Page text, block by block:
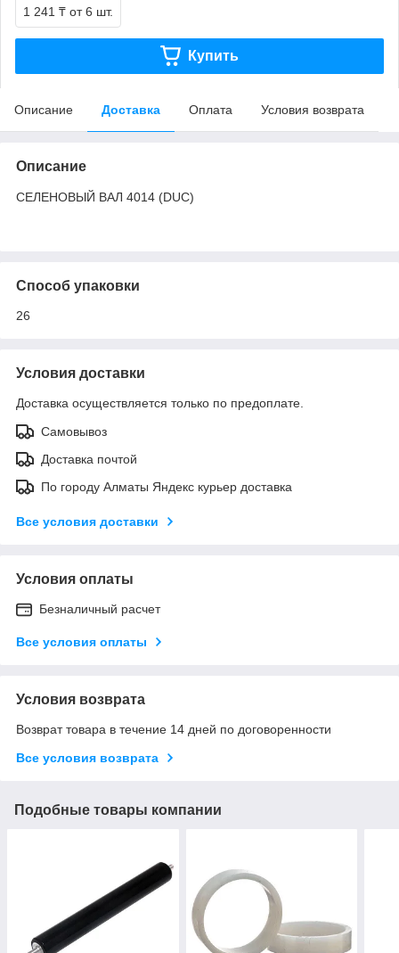
1 241 ₸ от 6 шт.
Купить
Описание Доставка Оплата Условия возврата
Описание
СЕЛЕНОВЫЙ ВАЛ 4014 (DUC)
Способ упаковки
26
Условия доставки
Доставка осуществляется только по предоплате.
Самовывоз
Доставка почтой
По городу Алматы Яндекс курьер доставка
Все условия доставки
Условия оплаты
Безналичный расчет
Все условия оплаты
Условия возврата
Возврат товара в течение 14 дней по договоренности
Все условия возврата
Подобные товары компании